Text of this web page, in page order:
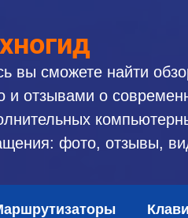
вы сможете найти
и отзывами о
фото, отзывы,